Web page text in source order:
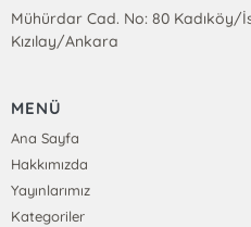
Mühürdar Cad. No: 80 Kadıköy/
Kızılay/Ankara
MENÜ
Ana Sayfa
Hakkımızda
Yayınlarımız
Kategoriler